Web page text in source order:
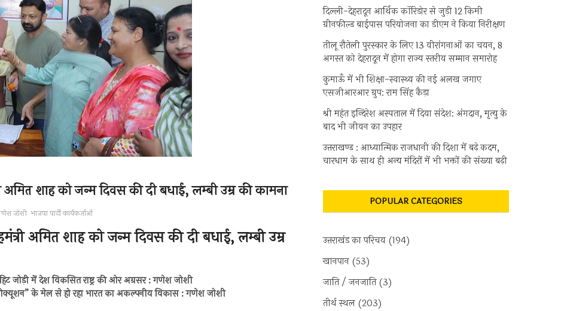
शाह को जन्म दिवस की दी बधाई, लम्बी उम्र की कामना
जोशी भाजपा पार्टी कार्यकर्ताओं
अमित शाह को जन्म दिवस की दी बधाई, लम्बी उम्र
जोड़ी में देश विकसित राष्ट्र की ओर अग्रसर : गणेश जोशी
के मेल से हो रहा भारत का अकल्पनीय विकास : गणेश जोशी
दिल्ली-देहरादून आर्थिक कॉरिडोर से जुड़ी 12 किमी
ग्रीनफील्ड बाईपास परियोजना का डीएम ने किया निरीक्षण
तीलू रौतेली पुरस्कार के लिए 13 वीरांगनाओं का चयन, 8
अगस्त को देहरादून में होगा राज्य स्तरीय सम्मान समारोह
कुमाऊँ में भी शिक्षा-स्वास्थ्य की नई अलख जगाए
एसजीआरआर ग्रुप: राम सिंह कैड़ा
श्री महंत इन्दिरेश अस्पताल में दिया संदेश: अंगदान, मृत्यु के
बाद भी जीवन का उपहार
उत्तराखण्ड : आध्यात्मिक राजधानी की दिशा में बढ़े कदम,
चारधाम के साथ ही अन्य मंदिरों में भी भक्तों की संख्या बढ़ी
POPULAR CATEGORIES
उत्तराखंड का परिचय (194)
खानपान (53)
जाति / जनजाति(3)
तीर्थ स्थल (203)